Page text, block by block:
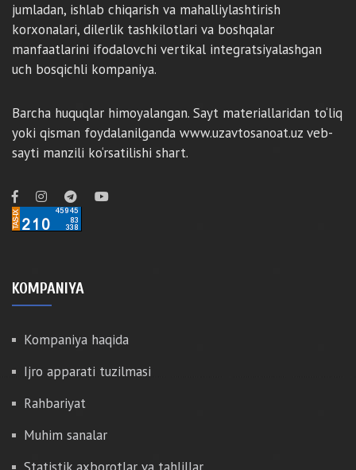
jumladan, ishlab chiqarish va mahalliylashtirish
korxonalari, dilerlik tashkilotlari va boshqalar
manfaatlarini ifodalovchi vertikal integratsiyalashgan
uch bosqichli kompaniya.
Barcha huquqlar himoyalangan. Sayt materiallaridan to‘liq
yoki qisman foydalanilganda www.uzavtosanoat.uz veb-
sayti manzili ko‘rsatilishi shart.
KOMPANIYA
Kompaniya haqida
Ijro apparati tuzilmasi
Rahbariyat
Muhim sanalar